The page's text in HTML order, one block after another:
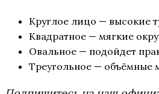
Круглое лицо — высокие
Квадратное — мягкие
Овальное — подойдет
Треугольное — объёмные